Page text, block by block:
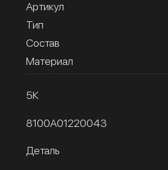
Артикул
Тип
Состав
Материал
5К
8100A01220043
Деталь